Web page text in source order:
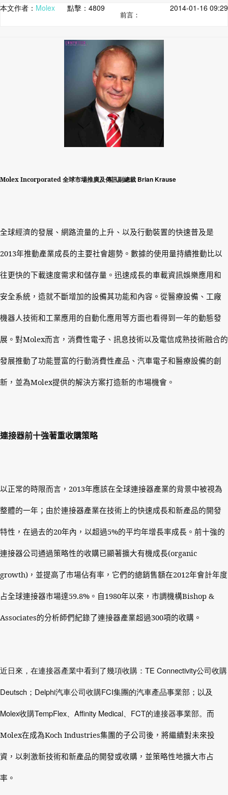
本文作者： Molex 點擊： 4809 2014-01-16 09:29
前言：
Molex Incorporated全球市場推廣及傳訊副總裁 Brian Krause
全球經濟的發展、網路流量的上升、以及行動裝置的快速普及是
2013年推動產業成長的主要社會趨勢。數據的使用量持續推動比以
往更快的下載速度需求和儲存量。迅速成長的車載資訊娛樂應用和
安全系統，造就不斷增加的設備其功能和內容。從醫療設備、工廠
機器人技術和工業應用的自動化應用等方面也看得到一年的動態發
展。對Molex而言，消費性電子、訊息技術以及電信成熟技術融合的
發展推動了功能豐富的行動消費性產品、汽車電子和醫療設備的創
新，並為Molex提供的解決方案打造新的市場機會。
連接器前十強著重收購策略
以正常的時限而言， 2013年應該在全球連接器產業的背景中被視為
整體的一年；由於連接器產業在技術上的快速成長和新產品的開發
特性，在過去的20年內，以超過5%的平均年增長率成長。前十強的
連接器公司通過策略性的收購已顯著擴大有機成長(organic
growth) ，並提高了市場佔有率，它們的總銷售額在2012年會計年度
占全球連接器市場達59.8% 。自1980年以來，市調機構Bishop &
Associates的分析師們紀錄了連接器產業超過300項的收購。
近日來，在連接器產業中看到了幾項收購： TE Connectivity公司收購
Deutsch ； Delphi汽車公司收購FCI集團的汽車產品事業部；以及
Molex收購TempFlex、 Affinity Medical、 FCT的連接器事業部。 而
Molex在成為Koch Industries集團的子公司後，將繼續對未來投
資，以刺激新技術和新產品的開發或收購，並策略性地擴大市占
率。